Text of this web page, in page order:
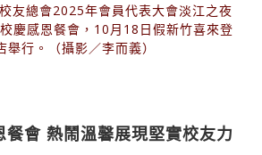
友總會2025年會員代表大會淡江之夜
慶感恩餐會，10月18日假新竹喜來登
舉行。（攝影／李而義）
餐會 熱鬧溫馨展現堅實校友力